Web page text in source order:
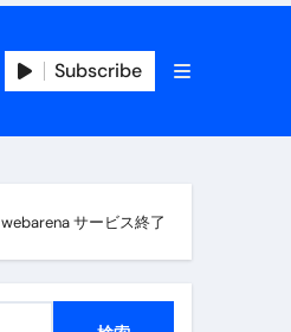
Subscribe
webarena サービス終了